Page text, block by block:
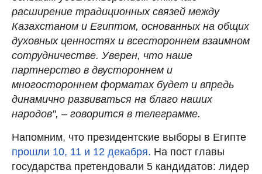
расширение традиционных связей между
Казахстаном и Египтом, основанных на общих
духовных ценностях и всестороннем взаимном
сотрудничестве. Уверен, что наше
партнерство в двустороннем и
многостороннем форматах будет и впредь
динамично развиваться на благо наших
народов", – говорится в телеграмме.
Напомним, что президентские выборы в Египте
прошли 10, 11 и 12 декабря. На пост главы
государства претендовали 5 кандидатов: лидер